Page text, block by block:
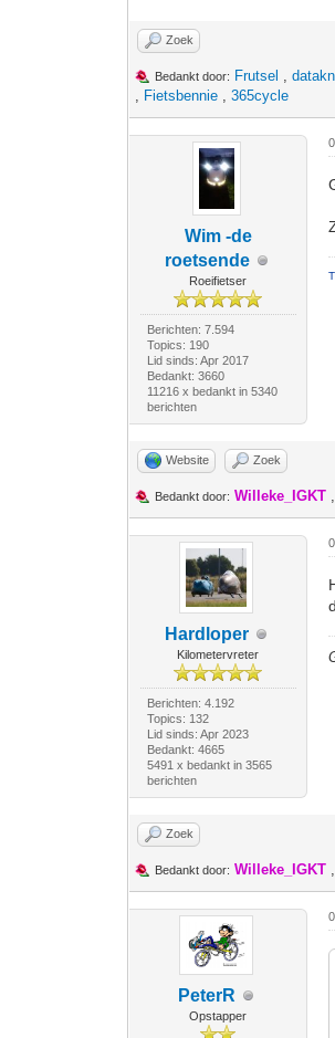
Zoek
Bedankt door: Frutsel ,
, Fietsbennie ,365cycle
Wim -de
roetsende
Roeifietser
Berichten: 7.594
Topics: 190
Lid sinds: Apr 2017
Bedankt: 3660
11216 x bedankt in 5340
berichten
Website Zoek
Bedankt door: Willeke_IGKT
Hardloper
Kilometervreter
Berichten: 4.192
Topics: 132
Lid sinds: Apr 2023
Bedankt: 4665
5491 x bedankt in 3565
berichten
Zoek
Bedankt door: Willeke_IGKT
PeterR
Opstapper